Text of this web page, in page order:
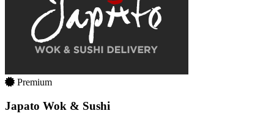
Premium
Japato Wok & Sushi